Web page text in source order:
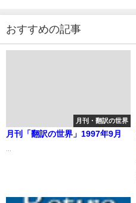
おすすめの記事
月刊・翻訳の世界
月刊「翻訳の世界」1997年9月